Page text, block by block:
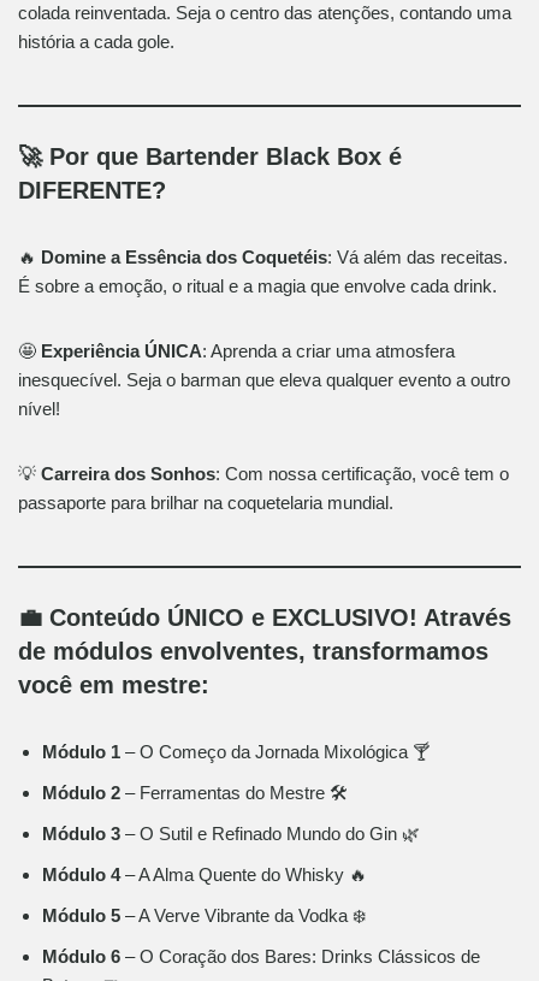
colada reinventada. Seja o centro das atenções, contando uma
história a cada gole.
🚀 Por que Bartender Black Box é
DIFERENTE?
🔥 Domine a Essência dos Coquetéis: Vá além das receitas.
É sobre a emoção, o ritual e a magia que envolve cada drink.
🤩 Experiência ÚNICA: Aprenda a criar uma atmosfera
inesquecível. Seja o barman que eleva qualquer evento a outro
nível!
💡 Carreira dos Sonhos: Com nossa certificação, você tem o
passaporte para brilhar na coquetelaria mundial.
💼 Conteúdo ÚNICO e EXCLUSIVO! Através
de módulos envolventes, transformamos
você em mestre:
Módulo 1 – O Começo da Jornada Mixológica 🍸
Módulo 2 – Ferramentas do Mestre 🛠️
Módulo 3 – O Sutil e Refinado Mundo do Gin 🌿
Módulo 4– A Alma Quente do Whisky 🔥
Módulo 5 – A Verve Vibrante da Vodka ❄️
Módulo 6 – O Coração dos Bares: Drinks Clássicos de